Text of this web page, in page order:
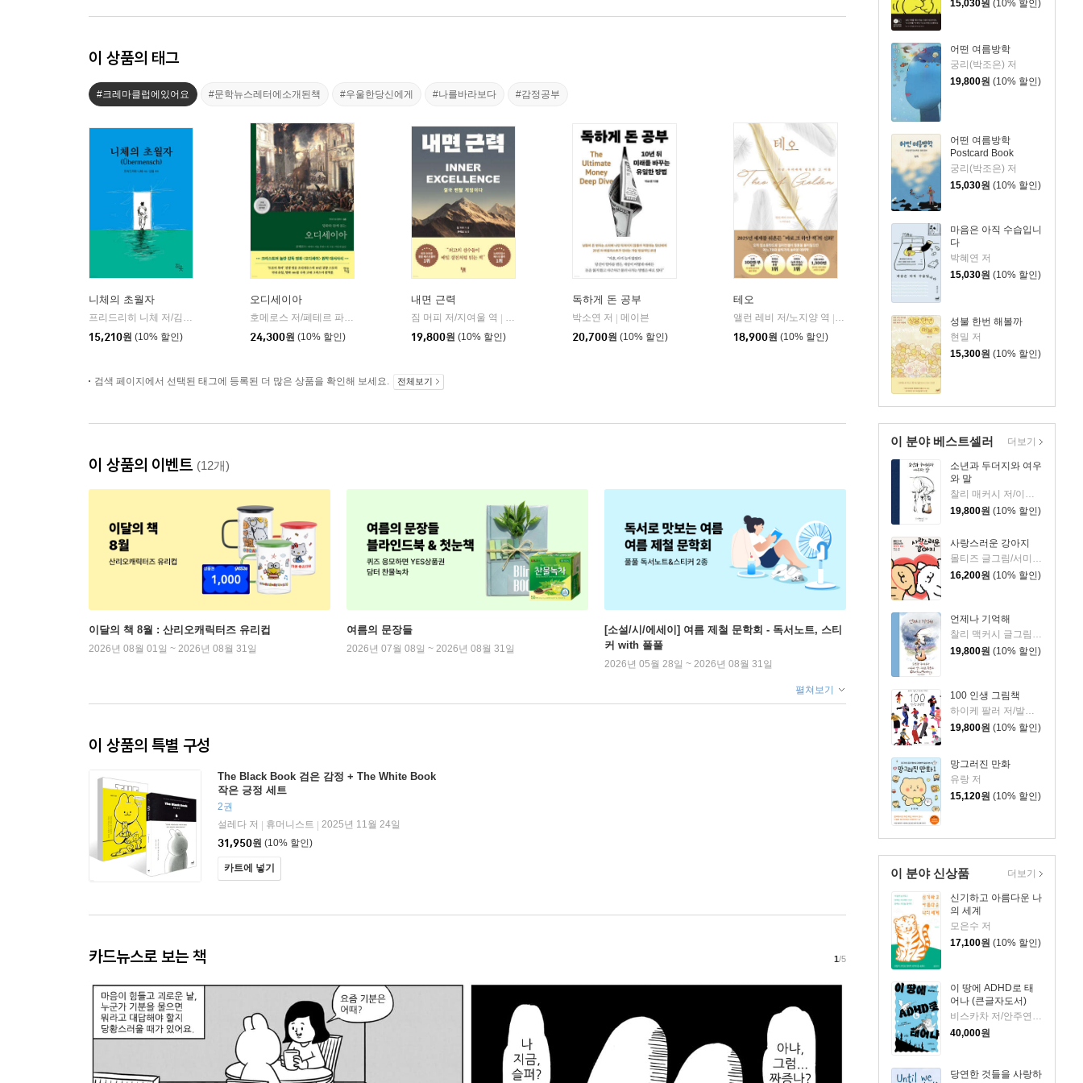
15,030원 (10% 할인)
어떤 여름방학
궁리(박조은) 저
19,800원 (10% 할인)
어떤 여름방학
Postcard Book
궁리(박조은) 저
15,030원 (10% 할인)
마음은 아직 수습입니
다
박혜연 저
15,030원 (10% 할인)
성불 한번 해볼까
현밀 저
15,300원 (10% 할인)
이 분야 베스트셀러
소년과 두더지와 여우
와 말
19,800원 (10% 할인)
사랑스러운 강아지
몰티즈 글그림/서미영 역
16,200원 (10% 할인)
언제나 기억해
찰리 맥커시 글그림/이진경 역
19,800원 (10% 할인)
100 인생 그림책
하이케 팔러 저/발레리오 비달리 그림/김서정 역
19,800원 (10% 할인)
망그러진 만화
유랑 저
15,120원 (10% 할인)
더보기
이 분야 신상품
신기하고 아름다운 나
의 세계
모은수 저
17,100원 (10% 할인)
이 땅에 ADHD로 태
어나 (큰글자도서)
40,000원
당연한 것들을 사랑하
더보기
이 상품의 태그
#크레마클럽에있어요 #문학뉴스레터에소개된책 #우울한당신에게 #나를바라보다 #감정공부
니체의 초월자
프리드리히 니체 저/김철 편역
15,210원 (10% 할인)
오디세이아
호메로스 저/페테르 파울 루벤스 그림/박문재 역 | 현대지성
24,300원 (10% 할인)
내면 근력
짐 머피 저/지여울 역
윌북(willbook)
19,800원 (10% 할인)
독하게 돈 공부
박소연 저
메이븐
20,700원 (10% 할인)
테오
앨런 레비 저/노지양 역
오팬하우스
18,900원 (10% 할인)
검색 페이지에서 선택된 태그에 등록된 더 많은 상품을 확인해 보세요. 전체보기
이 상품의 이벤트 (12개)
이달의 책 8월 : 산리오캐릭터즈 유리컵
2026년 08월 01일 ~ 2026년 08월 31일
여름의 문장들
2026년 07월 08일 ~ 2026년 08월 31일
[소설/시/에세이] 여름 제철 문학회 - 독서노트, 스티
커 with 풀풀
2026년 05월 28일 ~ 2026년 08월 31일
펼쳐보기
이 상품의 특별 구성
The Black Book 검은 감정 + The White Book
작은 긍정 세트
2권
설레다 저
휴머니스트
2025년 11월 24일
31,950원 (10% 할인)
카트에 넣기
카드뉴스로 보는 책 1/5